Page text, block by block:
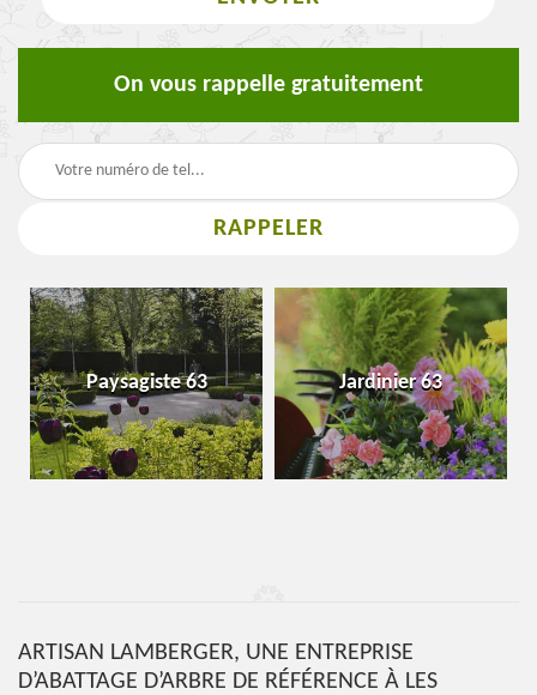
On vous rappelle gratuitement
Paysagiste 63 Jardinier 63
ARTISAN LAMBERGER, UNE ENTREPRISE
D’ABATTAGE D’ARBRE DE RÉFÉRENCE À LES